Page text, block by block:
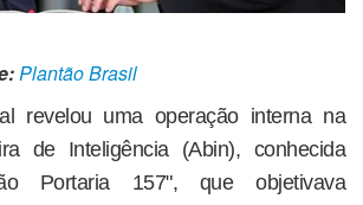
Plantão Brasil
revelou uma operação interna na
de Inteligência (Abin), conhecida
Portaria 157", que objetivava